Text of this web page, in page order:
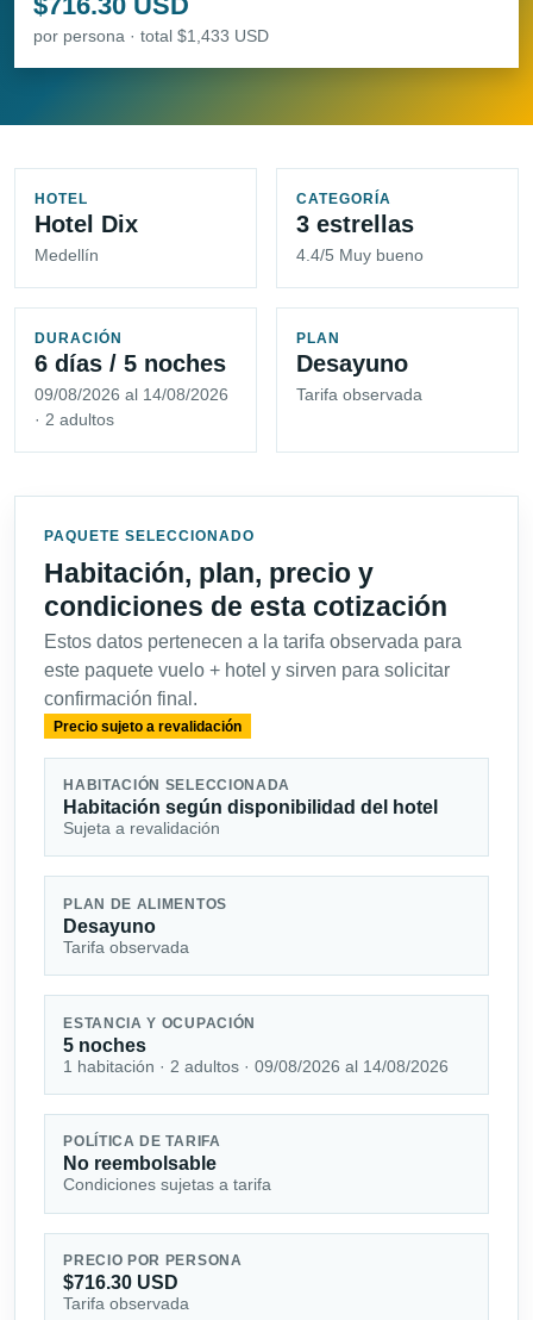
por persona · total $1,433 USD
HOTEL
Hotel Dix
Medellín
CATEGORÍA
3 estrellas
4.4/5 Muy bueno
DURACIÓN
6 días / 5 noches
09/08/2026 al 14/08/2026
· 2 adultos
PLAN
Desayuno
Tarifa observada
PAQUETE SELECCIONADO
Habitación, plan, precio y
condiciones de esta cotización
Estos datos pertenecen a la tarifa observada para
este paquete vuelo + hotel y sirven para solicitar
confirmación final.
Precio sujeto a revalidación
HABITACIÓN SELECCIONADA
Habitación según disponibilidad del hotel
Sujeta a revalidación
PLAN DE ALIMENTOS
Desayuno
Tarifa observada
ESTANCIA Y OCUPACIÓN
5 noches
1 habitación · 2 adultos · 09/08/2026 al 14/08/2026
POLÍTICA DE TARIFA
No reembolsable
Condiciones sujetas a tarifa
PRECIO POR PERSONA
$716.30 USD
Tarifa observada